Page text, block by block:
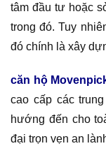
tâm đầu tư hoặc
trong đó. Tuy
đó chính là xây
căn hộ
cao cấp các
hướng đến cho
đại trọn vẹn an